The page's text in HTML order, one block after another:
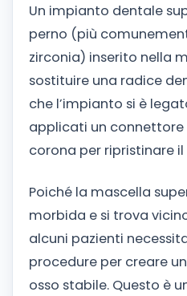
Un impianto dentale
perno (più
zirconia) inserito nella
sostituire una radice
che l’impianto si è
applicati un
corona per ripristinare
Poiché la mascella
morbida e si trova
alcuni pazienti
procedure per creare
osso stabile. Questo è